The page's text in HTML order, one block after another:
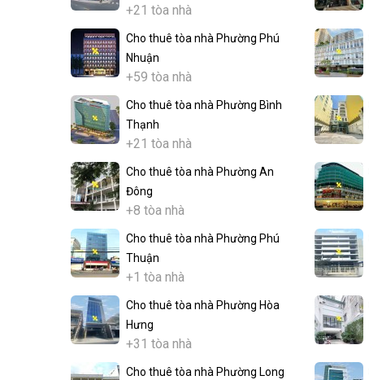
+21 tòa nhà
Cho thuê tòa nhà Phường Phú
Nhuận
+59 tòa nhà
Cho thuê tòa nhà Phường Bình
Thạnh
+21 tòa nhà
Cho thuê tòa nhà Phường An
Đông
+8 tòa nhà
Cho thuê tòa nhà Phường Phú
Thuận
+1 tòa nhà
Cho thuê tòa nhà Phường Hòa
Hưng
+31 tòa nhà
Cho thuê tòa nhà Phường Long